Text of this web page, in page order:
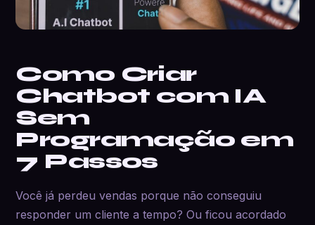
Como Criar
Chatbot com IA
Sem
Programação em
7 Passos
Você já perdeu vendas porque não conseguiu
responder um cliente a tempo? Ou ficou acordado